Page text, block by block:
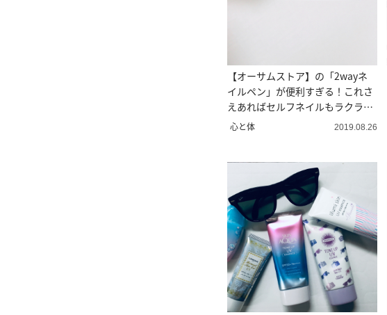
【オーサムストア】の「2wayネ
イルペン」が便利すぎる！これさ
えあればセルフネイルもラクラク
♪
心と体 2019.08.26